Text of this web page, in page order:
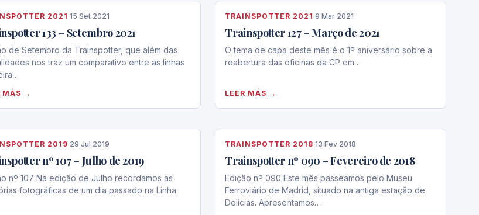
2021·15 Set 2021
133 – Setembro 2021
de Setembro da Trainspotter, que além das
nos traz um comparativo entre as linhas
MÁS →
TRAINSPOTTER 2021 ·9 Mar 2021
Trainspotter 127 – Março de 2021
O tema de capa deste mês é o 1º aniversário sobre a
reabertura das oficinas da CP em…
LEER MÁS →
2019·29 Jul 2019
nº 107 – Julho de 2019
nº 107 Na edição de Julho recordamos as
fotográficas de um dia passado na Linha
TRAINSPOTTER 2018·13 Fev 2018
Trainspotter nº 090 – Fevereiro de 2018
Edição nº 090 Este mês passeamos pelo Museu
Ferroviário de Madrid, situado na antiga estação de
Delícias. Apresentamos…